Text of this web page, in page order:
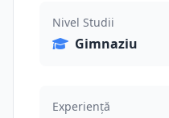
Nivel Studii
Gimnaziu
Experiență